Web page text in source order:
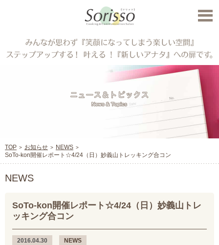
TOP お知らせ
NEWS
SoTo-kon開催レポート☆4/24（日）妙義山トレッキング合コン
NEWS
SoTo-kon開催レポート☆4/24（日）妙義山トレ
ッキング合コン
2016.04.30 NEWS